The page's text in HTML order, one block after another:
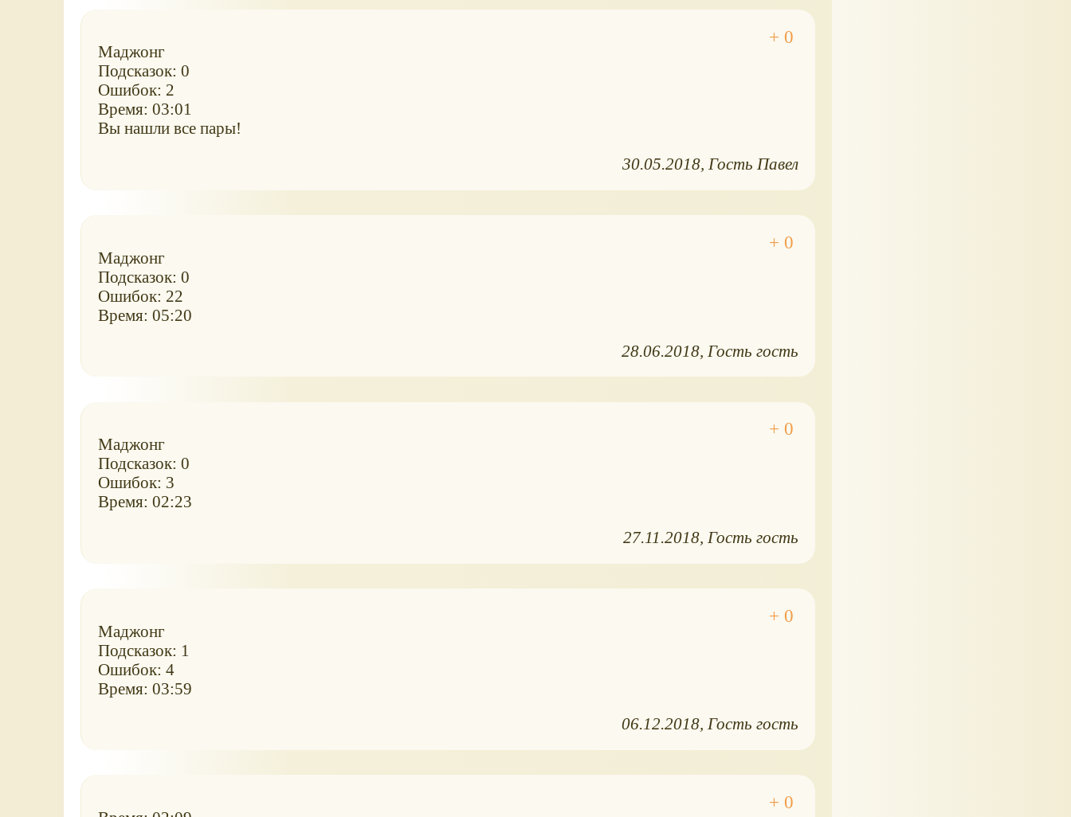
Маджонг
Подсказок: 0
Ошибок: 2
Время: 03:01
Вы нашли все пары!
30.05.2018 Гость Павел
Маджонг
Подсказок: 0
Ошибок: 22
Время: 05:20
28.06.2018 Гость гость
Маджонг
Подсказок: 0
Ошибок: 3
Время: 02:23
27.11.2018 Гость гость
Маджонг
Подсказок: 1
Ошибок: 4
Время: 03:59
06.12.2018 Гость гость